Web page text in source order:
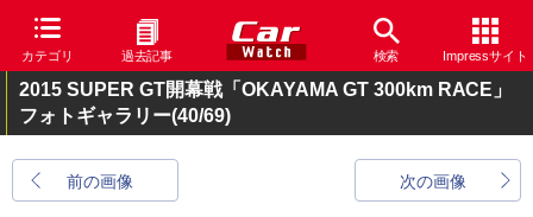
カテゴリ 過去記事 検索 Impressサイト
2015 SUPER GT開幕戦「OKAYAMA GT 300km RACE」
フォトギャラリー(40/69)
前の画像 次の画像